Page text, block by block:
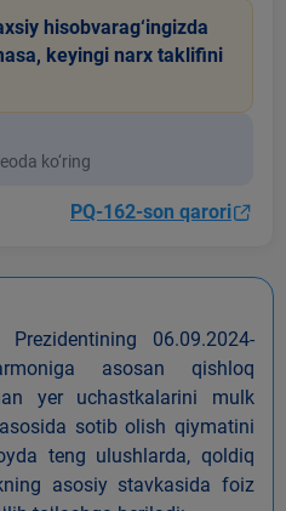
hisobvarag‘ingizda
keyingi narx taklifini
ko‘ring
PQ-162-son qarori
Prezidentining 06.09.2024-
asosan qishloq
yer uchastkalarini mulk
sotib olish qiymatini
teng ulushlarda, qoldiq
asosiy stavkasida foiz